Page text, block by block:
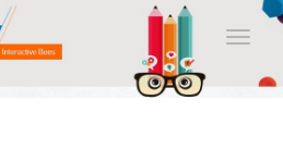
Toggle